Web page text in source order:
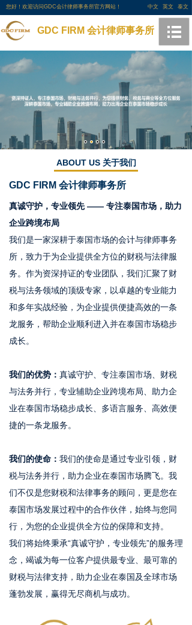
您好！欢迎访问GDC会计律师事务所官方网站！ 中文 英文 泰文
GDC FIRM 会计律师事务所
ABOUT US 关于我们
GDC FIRM 会计律师事务所
真诚守护，专业领先 —— 专注泰国市场，助力
企业跨境布局
我们是一家深耕于泰国市场的会计与律师事务
所，致力于为企业提供全方位的财税与法律服
务。作为资深持证的专业团队，我们汇聚了财
税与法务领域的顶级专家，以卓越的专业能力
和多年实战经验，为企业提供便捷高效的一条
龙服务，帮助企业顺利进入并在泰国市场稳步
成长。
我们的优势： 真诚守护、专注泰国市场、财税
与法务并行，专业辅助企业跨境布局、助力企
业在泰国市场稳步成长、多语言服务、高效便
捷的一条龙服务。
我们的使命： 我们的使命是通过专业引领，财
税与法务并行，助力企业在泰国市场腾飞。我
们不仅是您财税和法律事务的顾问，更是您在
泰国市场发展过程中的合作伙伴，始终与您同
行，为您的企业提供全方位的保障和支持。
我们将始终秉承“真诚守护，专业领先”的服务理
念，竭诚为每一位客户提供最专业、最可靠的
财税与法律支持，助力企业在泰国及全球市场
蓬勃发展，赢得无尽商机与成功。